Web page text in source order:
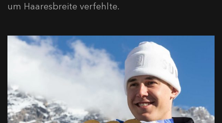
um Haaresbreite verfehlte.